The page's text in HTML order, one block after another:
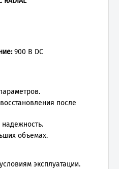
900 В DC
после
объемах.
эксплуатации.